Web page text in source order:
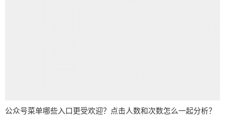
公众号菜单哪些入口更受欢迎？点击人数和次数怎么一起分析？